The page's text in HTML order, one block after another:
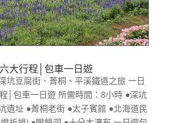
大行程│包車一日遊
坑豆腐街、菁桐、平溪鐵道之旅 一日
│包車一日遊 所需時間：8小時 ●深坑
遺址 ●菁桐老街 ●太子賓館 ●北海道民